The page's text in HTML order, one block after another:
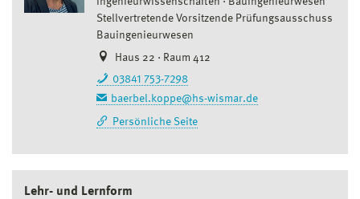
Stellvertretende Vorsitzende Prüfungsausschuss
Bauingenieurwesen
Haus 22 · Raum 412
03841 753-7298
baerbel.koppe@hs-wismar.de
Persönliche Seite
Lehr- und Lernform